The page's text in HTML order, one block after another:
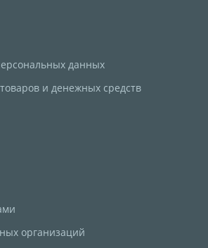
данных
и денежных средств
организаций